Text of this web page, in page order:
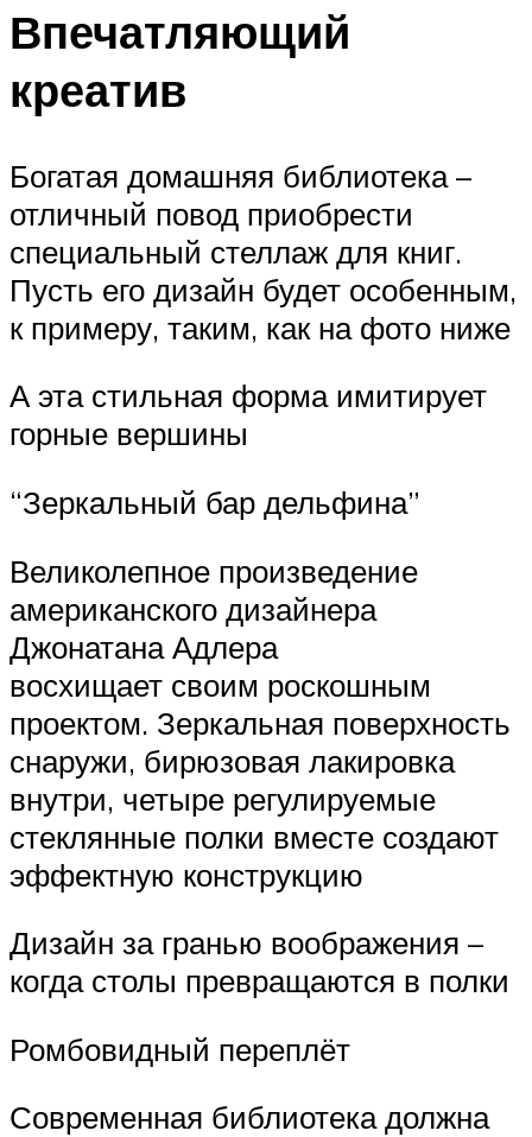
Впечатляющий
креатив
Богатая домашняя библиотека –
отличный повод приобрести
специальный стеллаж для книг.
Пусть его дизайн будет особенным,
к примеру, таким, как на фото ниже
А эта стильная форма имитирует
горные вершины
“Зеркальный бар дельфина”
Великолепное произведение
американского дизайнера
Джонатана Адлера
восхищает своим роскошным
проектом. Зеркальная поверхность
снаружи, бирюзовая лакировка
внутри, четыре регулируемые
стеклянные полки вместе создают
эффектную конструкцию
Дизайн за гранью воображения –
когда столы превращаются в полки
Ромбовидный переплёт
Современная библиотека должна